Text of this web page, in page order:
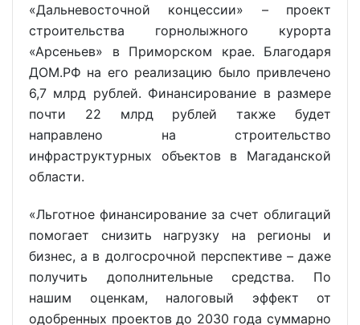
«Дальневосточной концессии» – проект
строительства горнолыжного курорта
«Арсеньев» в Приморском крае. Благодаря
ДОМ.РФ на его реализацию было привлечено
6,7 млрд рублей. Финансирование в размере
почти 22 млрд рублей также будет
направлено на строительство
инфраструктурных объектов в Магаданской
области.
«Льготное финансирование за счет облигаций
помогает снизить нагрузку на регионы и
бизнес, а в долгосрочной перспективе – даже
получить дополнительные средства. По
нашим оценкам, налоговый эффект от
одобренных проектов до 2030 года суммарно